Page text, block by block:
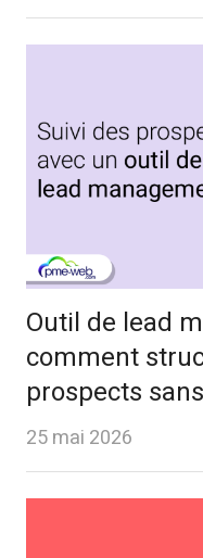
Outil de lead
comment
prospects
25 mai 2026